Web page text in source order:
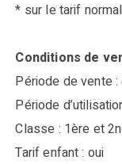
* sur le tarif normal
Conditions de
Période de vente
Période
Classe : 1ère et
Tarif enfant : oui